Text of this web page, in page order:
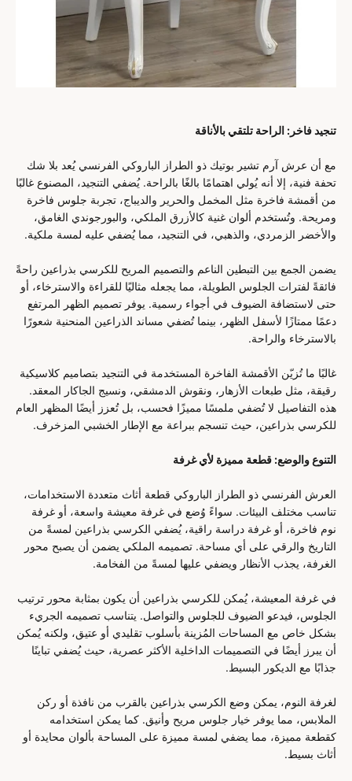
تنجيد فاخر: الراحة تلتقي بالأناقة
مع أن عرش آرم تشير بوتيك ذو الطراز الباروكي الفرنسي يُعد بلا شك
تحفة فنية، إلا أنه يُولي اهتمامًا بالغًا بالراحة. يُضفي التنجيد، المصنوع غالبًا
من أقمشة فاخرة مثل المخمل والحرير والديباج، تجربة جلوس فاخرة
ومريحة. وتُستخدم ألوان غنية كالأزرق الملكي، والبورجوندي الغامق،
والأخضر الزمردي، والذهبي، في التنجيد، مما يُضفي عليه لمسة ملكية.
يضمن الجمع بين التبطين الناعم والتصميم المريح للكرسي بذراعين راحةً
فائقةً لفترات الجلوس الطويلة، مما يجعله مثاليًا للقراءة والاسترخاء، أو
حتى لاستضافة الضيوف في أجواء رسمية. يوفر تصميم الظهر المرتفع
دعمًا ممتازًا لأسفل الظهر، بينما تُضفي مساند الذراعين المنحنية شعورًا
بالاسترخاء والراحة.
غالبًا ما تُزيّن الأقمشة الفاخرة المستخدمة في التنجيد بتصاميم كلاسيكية
رقيقة، مثل طبعات الأزهار، ونقوش الدمشقي، ونسيج الجاكار المعقد.
هذه التفاصيل لا تُضفي ملمسًا مميزًا فحسب، بل تُعزز أيضًا المظهر العام
للكرسي بذراعين، حيث تنسجم ببراعة مع الإطار الخشبي المزخرف.
التنوع والوضع: قطعة مميزة لأي غرفة
العرش الفرنسي ذو الطراز الباروكي قطعة أثاث متعددة الاستخدامات،
تناسب مختلف البيئات. سواءً وُضع في غرفة معيشة واسعة، أو غرفة
نوم فاخرة، أو غرفة دراسة راقية، يُضفي الكرسي بذراعين لمسةً من
التاريخ والرقي على أي مساحة. تصميمه الملكي يضمن أن يصبح محور
الغرفة، يجذب الأنظار ويضفي عليها لمسةً من الفخامة.
في غرفة المعيشة، يُمكن للكرسي بذراعين أن يكون بمثابة محور ترتيب
الجلوس، فيدعو الضيوف للجلوس والتواصل. يتناسب تصميمه الجريء
بشكل خاص مع المساحات المُزينة بأسلوب تقليدي أو عتيق، ولكنه يُمكن
أن يبرز أيضًا في التصميمات الداخلية الأكثر عصرية، حيث يُضفي تباينًا
جذابًا مع الديكور البسيط.
لغرفة النوم، يمكن وضع الكرسي بذراعين بالقرب من نافذة أو ركن
الملابس، مما يوفر خيار جلوس مريح وأنيق. كما يمكن استخدامه
كقطعة مميزة، مما يضفي لمسة مميزة على المساحة بألوان محايدة أو
أثاث بسيط.